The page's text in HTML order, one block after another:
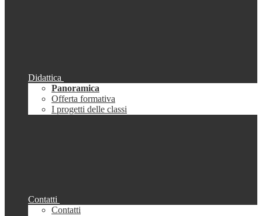
Didattica
Panoramica
Offerta formativa
I progetti delle classi
Contatti
Contatti